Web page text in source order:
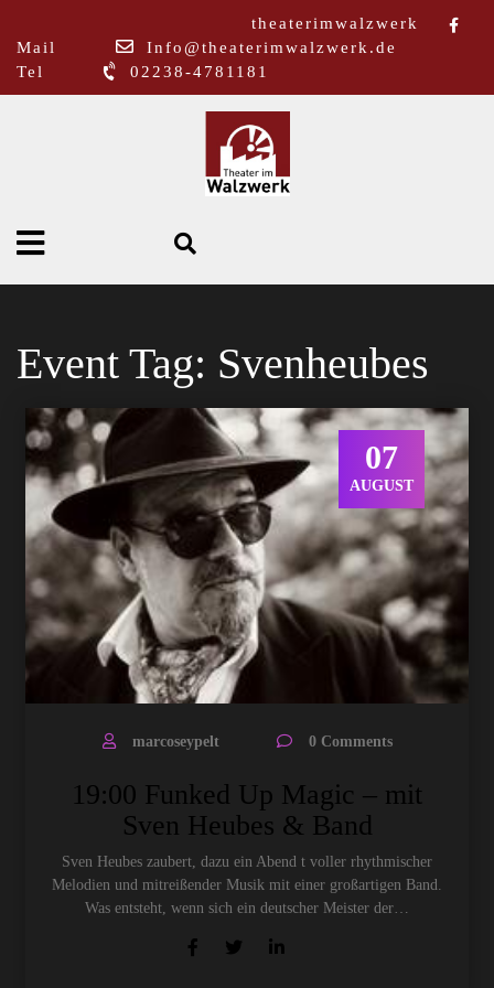
theaterimwalzwerk
Mail
Info@theaterimwalzwerk.de
Tel
02238-4781181
Event Tag: Svenheubes
07
AUGUST
marcoseypelt 0 Comments
19:00 Funked Up Magic – mit
Sven Heubes & Band
Sven Heubes zaubert, dazu ein Abend t voller rhythmischer
Melodien und mitreißender Musik mit einer großartigen Band.
Was entsteht, wenn sich ein deutscher Meister der…